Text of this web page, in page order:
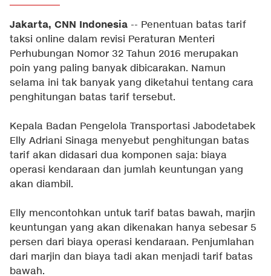
Jakarta, CNN Indonesia -- Penentuan batas tarif
taksi online dalam revisi Peraturan Menteri
Perhubungan Nomor 32 Tahun 2016 merupakan
poin yang paling banyak dibicarakan. Namun
selama ini tak banyak yang diketahui tentang cara
penghitungan batas tarif tersebut.
Kepala Badan Pengelola Transportasi Jabodetabek
Elly Adriani Sinaga menyebut penghitungan batas
tarif akan didasari dua komponen saja: biaya
operasi kendaraan dan jumlah keuntungan yang
akan diambil.
Elly mencontohkan untuk tarif batas bawah, marjin
keuntungan yang akan dikenakan hanya sebesar 5
persen dari biaya operasi kendaraan. Penjumlahan
dari marjin dan biaya tadi akan menjadi tarif batas
bawah.